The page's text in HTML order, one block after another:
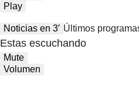
Play
Noticias en 3′ Últimos
Estas escuchando
Mute
Volumen